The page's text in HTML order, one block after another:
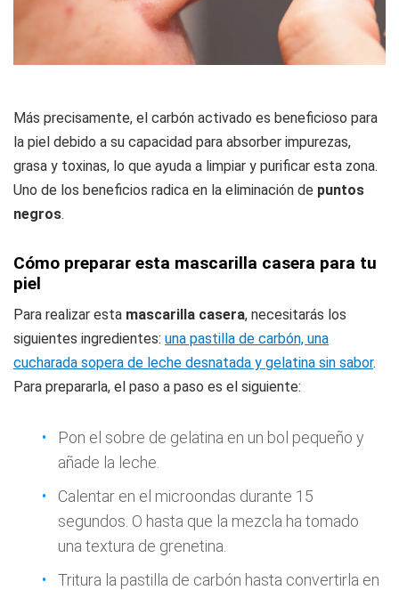
Más precisamente, el carbón activado es beneficioso para
la piel debido a su capacidad para absorber impurezas,
grasa y toxinas, lo que ayuda a limpiar y purificar esta zona.
Uno de los beneficios radica en la eliminación de puntos
negros.
Cómo preparar esta mascarilla casera para tu
piel
Para realizar esta mascarilla casera, necesitarás los
siguientes ingredientes: una pastilla de carbón, una
cucharada sopera de leche desnatada y gelatina sin sabor.
Para prepararla, el paso a paso es el siguiente:
Pon el sobre de gelatina en un bol pequeño y
añade la leche.
Calentar en el microondas durante 15
segundos. O hasta que la mezcla ha tomado
una textura de grenetina.
Tritura la pastilla de carbón hasta convertirla en